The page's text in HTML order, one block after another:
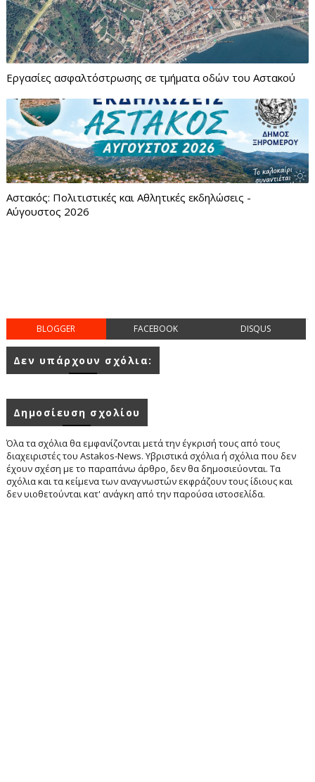
Εργασίες ασφαλτόστρωσης σε τμήματα οδών του Αστακού
Αστακός: Πολιτιστικές και Αθλητικές εκδηλώσεις -
Αύγουστος 2026
BLOGGER FACEBOOK DISQUS
Δεν υπάρχουν σχόλια:
Δημοσίευση σχολίου
Όλα τα σχόλια θα εμφανίζονται μετά την έγκρισή τους από τους
διαχειριστές του Astakos-News. Υβριστικά σχόλια ή σχόλια που δεν
έχουν σχέση με το παραπάνω άρθρο, δεν θα δημοσιεύονται. Τα
σχόλια και τα κείμενα των αναγνωστών εκφράζουν τους ίδιους και
δεν υιοθετούνται κατ' ανάγκη από την παρούσα ιστοσελίδα.